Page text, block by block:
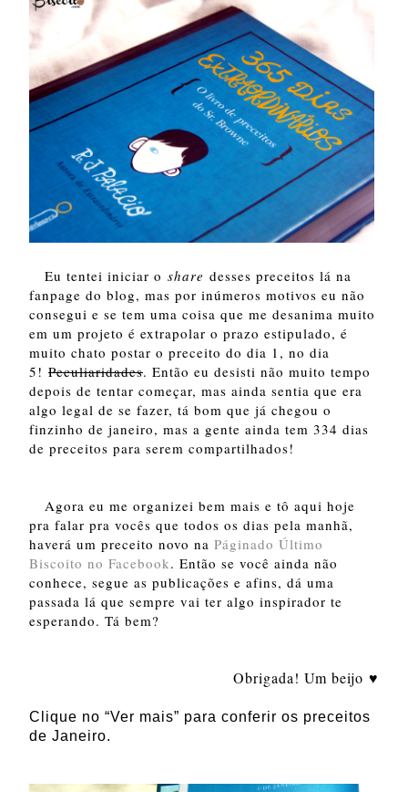
Eu tentei iniciar o share desses preceitos lá na
fanpage do blog, mas por inúmeros motivos eu não
consegui e se tem uma coisa que me desanima muito
em um projeto é extrapolar o prazo estipulado, é
muito chato postar o preceito do dia 1, no dia
5! Peculiaridades. Então eu desisti não muito tempo
depois de tentar começar, mas ainda sentia que era
algo legal de se fazer, tá bom que já chegou o
finzinho de janeiro, mas a gente ainda tem 334 dias
de preceitos para serem compartilhados!
Agora eu me organizei bem mais e tô aqui hoje
pra falar pra vocês que todos os dias pela manhã,
haverá um preceito novo na Páginado Último
Biscoito no Facebook. Então se você ainda não
conhece, segue as publicações e afins, dá uma
passada lá que sempre vai ter algo inspirador te
esperando. Tá bem?
Obrigada! Um beijo ♥
Clique no “Ver mais” para conferir os preceitos
de Janeiro.